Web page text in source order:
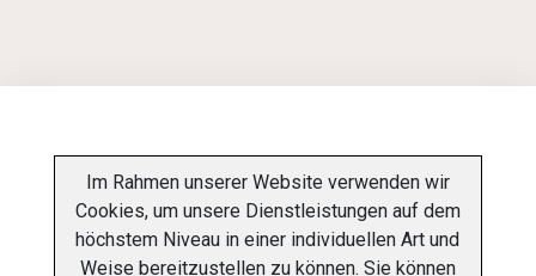
INFORMATIONSPFLICHT
DATENSCHUTZ-BESTIMMUNGEN ÜBER UNS
KONTAKT
Im Rahmen unserer Website verwenden wir
Cookies, um unsere Dienstleistungen auf dem
höchstem Niveau in einer individuellen Art und
Weise bereitzustellen zu können. Sie können